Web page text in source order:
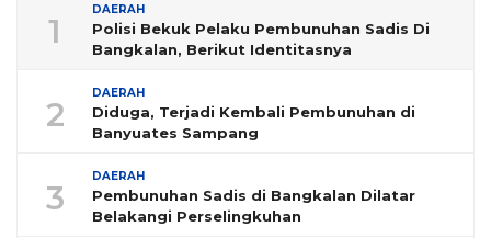
1
DAERAH
Polisi Bekuk Pelaku Pembunuhan Sadis Di
Bangkalan, Berikut Identitasnya
2
DAERAH
Diduga, Terjadi Kembali Pembunuhan di
Banyuates Sampang
3
DAERAH
Pembunuhan Sadis di Bangkalan Dilatar
Belakangi Perselingkuhan